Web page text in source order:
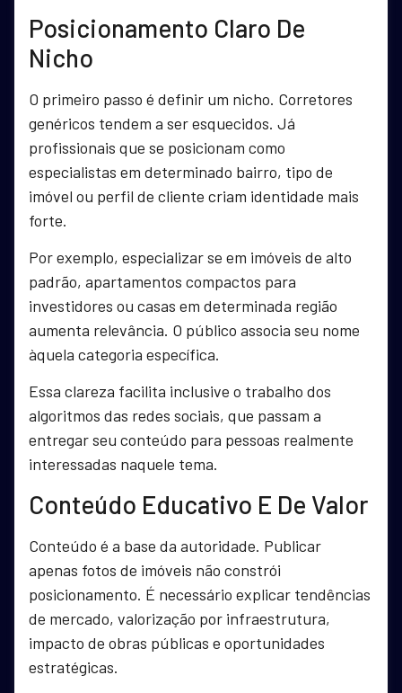
Posicionamento Claro De
Nicho
O primeiro passo é definir um nicho. Corretores
genéricos tendem a ser esquecidos. Já
profissionais que se posicionam como
especialistas em determinado bairro, tipo de
imóvel ou perfil de cliente criam identidade mais
forte.
Por exemplo, especializar se em imóveis de alto
padrão, apartamentos compactos para
investidores ou casas em determinada região
aumenta relevância. O público associa seu nome
àquela categoria específica.
Essa clareza facilita inclusive o trabalho dos
algoritmos das redes sociais, que passam a
entregar seu conteúdo para pessoas realmente
interessadas naquele tema.
Conteúdo Educativo E De Valor
Conteúdo é a base da autoridade. Publicar
apenas fotos de imóveis não constrói
posicionamento. É necessário explicar tendências
de mercado, valorização por infraestrutura,
impacto de obras públicas e oportunidades
estratégicas.